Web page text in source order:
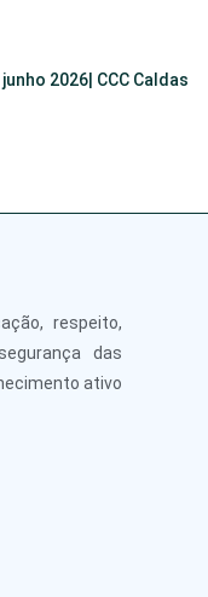
2026| CCC Caldas
respeito,
das
ativo